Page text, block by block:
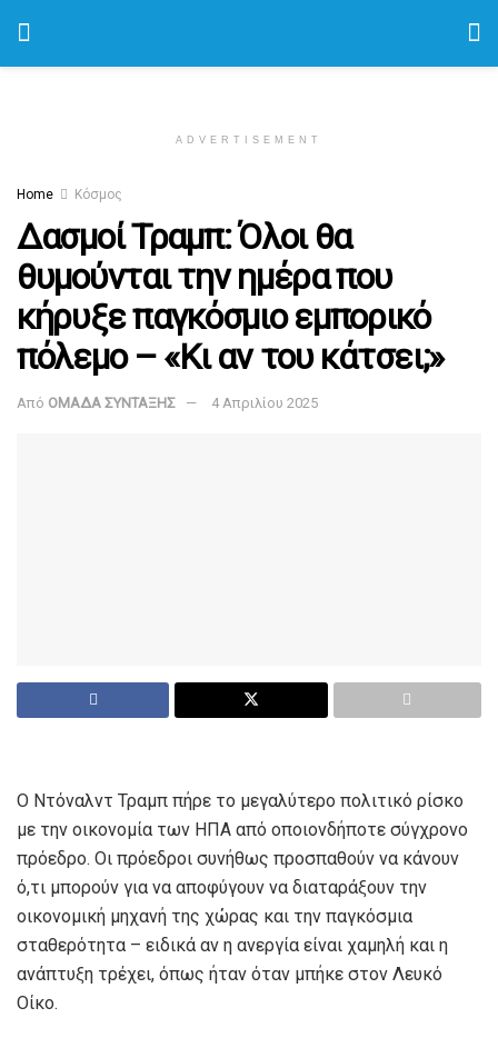
ADVERTISEMENT
Home Κόσμος
Δασμοί Τραμπ: Όλοι θα
θυμούνται την ημέρα που
κήρυξε παγκόσμιο εμπορικό
πόλεμο – «Κι αν του κάτσει;»
Από ΟΜΑΔΑ ΣΥΝΤΑΞΗΣ 4 Απριλίου 2025
Ο Ντόναλντ Τραμπ πήρε το μεγαλύτερο πολιτικό ρίσκο
με την οικονομία των ΗΠΑ από οποιονδήποτε σύγχρονο
πρόεδρο. Οι πρόεδροι συνήθως προσπαθούν να κάνουν
ό,τι μπορούν για να αποφύγουν να διαταράξουν την
οικονομική μηχανή της χώρας και την παγκόσμια
σταθερότητα – ειδικά αν η ανεργία είναι χαμηλή και η
ανάπτυξη τρέχει, όπως ήταν όταν μπήκε στον Λευκό
Οίκο.